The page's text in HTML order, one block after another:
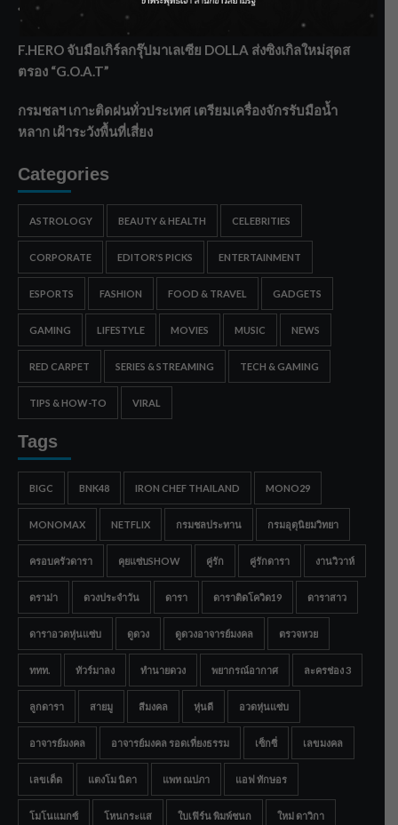
ทรายใต้ เสริมความมั่นคงน้ำเพชรบุรี
F.HERO จับมือเกิร์ลกรุ๊ปมาเลเซีย DOLLA ส่งซิงเกิลใหม่สุดส
ตรอง “G.O.A.T”
กรมชลฯ เกาะติดฝนทั่วประเทศ เตรียมเครื่องจักรรับมือน้ำ
หลาก เฝ้าระวังพื้นที่เสี่ยง
Categories
ASTROLOGY BEAUTY & HEALTH CELEBRITIES
CORPORATE EDITOR'S PICKS ENTERTAINMENT
ESPORTS FASHION FOOD & TRAVEL GADGETS
GAMING LIFESTYLE MOVIES MUSIC NEWS
RED CARPET SERIES & STREAMING TECH & GAMING
TIPS & HOW-TO VIRAL
Tags
BIGC BNK48 IRON CHEF THAILAND MONO29
MONOMAX NETFLIX กรมชลประทาน กรมอุตุนิยมวิทยา
ครอบครัวดารา คุยแซ่บSHOW คู่รัก คู่รักดารา งานวิวาห์
ดราม่า ดวงประจำวัน ดารา ดาราติดโควิด19 ดาราสาว
ดาราอวดหุ่นแซ่บ ดูดวง ดูดวงอาจารย์มงคล ตรวจหวย
ททท. ทัวร์มาลง ทำนายดวง พยากรณ์อากาศ ละครช่อง 3
ลูกดารา สายมู สีมงคล หุ่นดี อวดหุ่นแซ่บ
อาจารย์มงคล อาจารย์มงคล รอดเที่ยงธรรม เซ็กซี่ เลขมงคล
เลขเด็ด แตงโม นิดา แพท ณปภา แอฟ ทักษอร
โมโนแมกซ์ โหนกระแส ใบเฟิร์น พิมพ์ชนก ใหม่ ดาวิกา